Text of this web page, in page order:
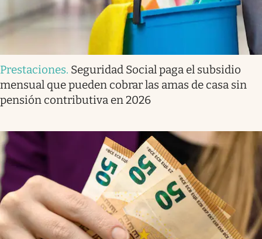
Prestaciones. Seguridad Social paga el subsidio
mensual que pueden cobrar las amas de casa sin
pensión contributiva en 2026